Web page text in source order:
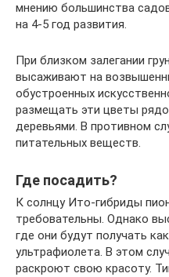
мнению большинства
на 4-5 год развития.
При близком залегании
высаживают на
обустроенных
размещать эти цветы
деревьями. В противном
питательных веществ.
Где посадить?
К солнцу Ито-гибриды
требовательны. Однако
где они будут получать
ультрафиолета. В этом
раскроют свою красоту.